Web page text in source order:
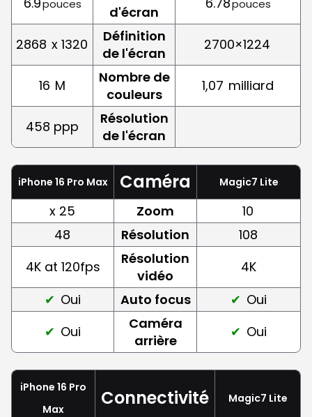
pouces
d'écran
pouces
2868 x 1320
Définition
de l'écran
2700×1224
16 M
Nombre de
couleurs
1,07 milliard
458 ppp
Résolution
de l'écran
iPhone 16 Pro Max Caméra Magic7 Lite
x 25 Zoom
10
48
Résolution
108
4K at 120fps
Résolution
vidéo
4K
Oui
Auto focus
Oui
Oui
Caméra
arrière
Oui
iPhone 16 Pro
Max
Connectivité Magic7 Lite